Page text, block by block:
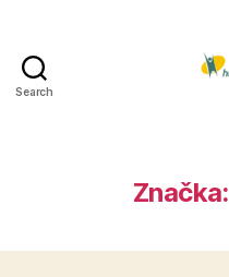
Search
Značka: